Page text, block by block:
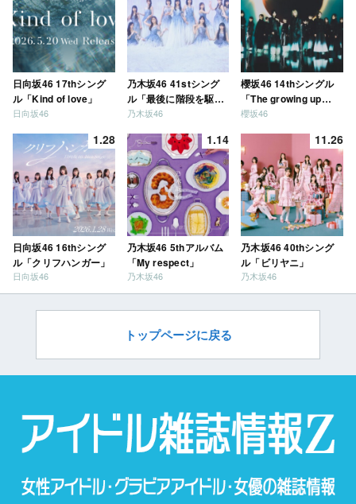
日向坂46 17thシング
ル「Kind of love」
日向坂46
乃木坂46 41stシング
ル「最後に階段を駆け
上がったのはいつ
乃木坂46
櫻坂46 14thシングル
「The growing up
train」
櫻坂46
1.28
日向坂46 16thシング
ル「クリフハンガー」
日向坂46
1.14
乃木坂46 5thアルバム
「My respect」
乃木坂46
11.26
乃木坂46 40thシング
ル「ビリヤニ」
乃木坂46
トップページに戻る